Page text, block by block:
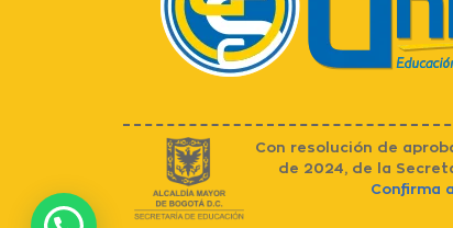
Con resolución de
de 2024, de la
Confirma